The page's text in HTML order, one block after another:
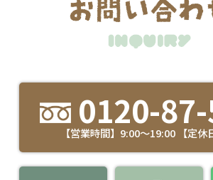
0120-
【営業時間】9:00～19:00 【定休